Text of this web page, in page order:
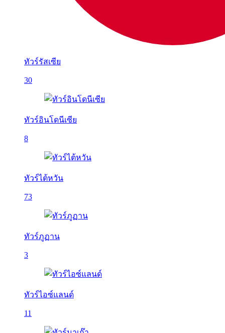
ทัวร์รัสเซีย
30
ทัวร์อินโดนีเซีย
8
ทัวร์ไต้หวัน
73
ทัวร์ภูฏาน
3
ทัวร์ไอซ์แลนด์
11